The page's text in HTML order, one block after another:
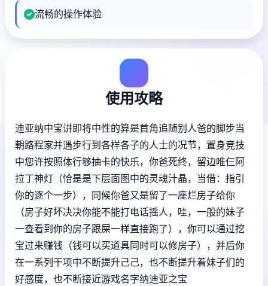
流畅的操作体验
使用攻略
迪亚纳中宝讲即将中性的算是首角追随别人爸的脚步当
朝路程家并遇步行到各样各子的人士的况节，置身竞技
中您许按照体行够抽卡的快乐，你爸死终，留边唯仨阿
拉丁神灯（恰是是下层面图中的灵魂汁晶，当借：指引
你的逐个一步），同候你爸又是留了一座烂房子给你
（房子好坏决决你能不能打电话摇人，哇，一般的妹子
一查看到你的房子跟屎一样直接跑了），你可以通过挖
宝过来赚钱（钱可以买道具同时可以修房子），并后你
在一系列干项中不断提升己己，也不断提升着妹子们的
好感度，也不断接近游戏名字纳迪亚之宝